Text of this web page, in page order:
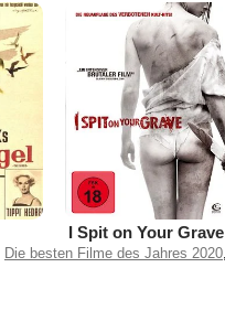
I Spit on Your Grave
Die besten Filme des Jahres 2020